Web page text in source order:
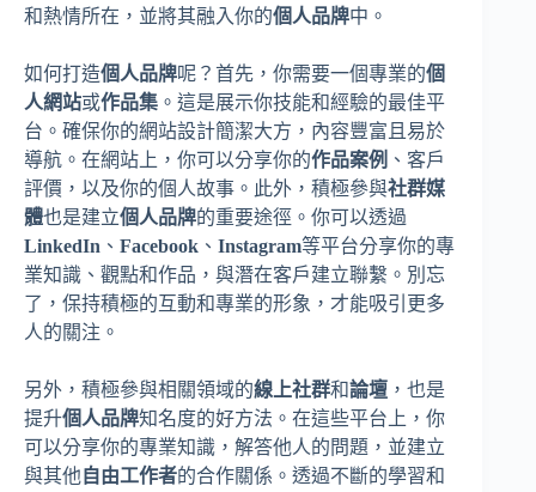
和熱情所在，並將其融入你的個人品牌中。
如何打造個人品牌呢？首先，你需要一個專業的個
人網站或作品集 。這是展示你技能和經驗的最佳平
台。確保你的網站設計簡潔大方，內容豐富且易於
導航。在網站上，你可以分享你的作品案例 、客戶
評價，以及你的個人故事。此外，積極參與社群媒
體也是建立個人品牌的重要途徑。你可以透過
LinkedIn 、 Facebook 、 Instagram等平台分享你的專
業知識、觀點和作品，與潛在客戶建立聯繫。別忘
了，保持積極的互動和專業的形象，才能吸引更多
人的關注。
另外，積極參與相關領域的線上社群和論壇 ，也是
提升個人品牌知名度的好方法。在這些平台上，你
可以分享你的專業知識，解答他人的問題，並建立
與其他 自由工作者的合作關係。透過不斷的學習和